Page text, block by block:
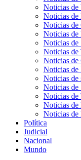
Noticias de
Noticias de
Noticias de
Noticias de
Noticias de
Noticias de
Noticias de
Noticias de
Noticias de
Noticias de
Noticias de
Noticias de
Noticias de
Política
Judicial
Nacional
Mundo